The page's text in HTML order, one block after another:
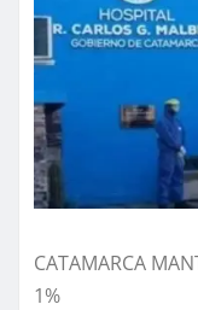
CATAMARCA
1%